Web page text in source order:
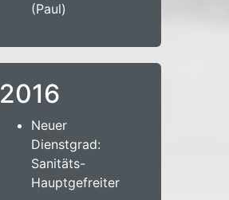
(Paul)
2016
Neuer
Dienstgrad:
Sanitäts-
Hauptgefreiter